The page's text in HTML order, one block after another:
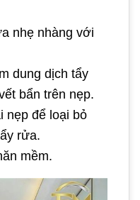
nhẹ nhàng với
dung dịch tẩy
bẩn trên nẹp.
nẹp để loại bỏ
rửa.
mềm.